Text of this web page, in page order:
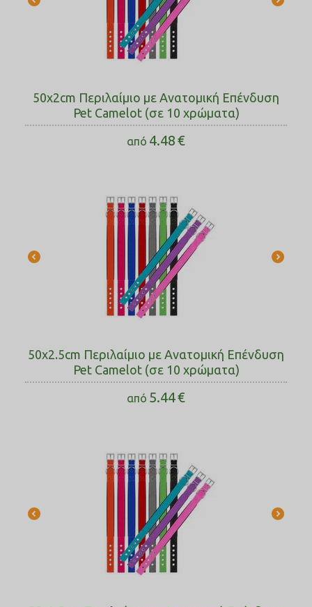
50x2cm Περιλαίμιο με Ανατομική Επένδυση
Pet Camelot (σε 10 χρώματα)
από 4.48€
50x2.5cm Περιλαίμιο με Ανατομική Επένδυση
Pet Camelot (σε 10 χρώματα)
από 5.44€